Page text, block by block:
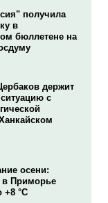
получила
в
бюллетене на
держит
с
осени:
в Приморье
+8 °C